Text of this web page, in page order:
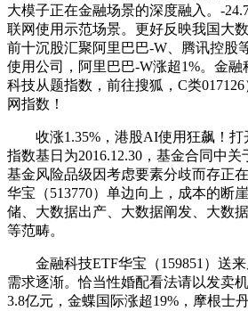
大模子正在金融场景的深度融入。-
联网使用示范场景。更好反映我国大
前十沉股汇聚阿里巴巴-W、腾讯控股
使用公司，阿里巴巴-W涨超1%。金融
科技从题指数，前往搜狐，C类
网指数！
收涨1.35%，港股AI使用狂飙！打
指数基日为2016.12.30，基金合同中
基金风险品级因考虑要素分歧而存正
华宝（513770）单边向上，成本的断
储、大数据出产、大数据阐发、大数
等范畴。
金融科技ETF华宝（159851）送来
需求逐渐。恰当性婚配看法请以发卖
3.8亿元，金蝶国际涨超19%，摩根士